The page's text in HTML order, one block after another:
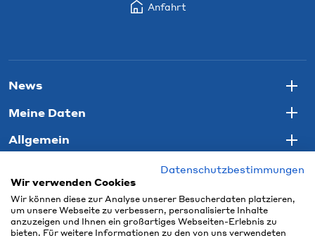
Anfahrt
News
Meine Daten
Allgemein
Datenschutzbestimmungen
Wir verwenden Cookies
Wir können diese zur Analyse unserer Besucherdaten platzieren,
um unsere Webseite zu verbessern, personalisierte Inhalte
anzuzeigen und Ihnen ein großartiges Webseiten-Erlebnis zu
bieten. Für weitere Informationen zu den von uns verwendeten